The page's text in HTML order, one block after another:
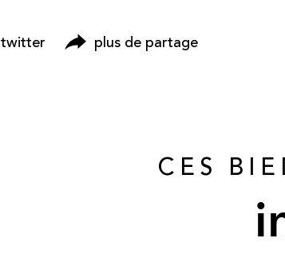
twitter plus de partage
CES